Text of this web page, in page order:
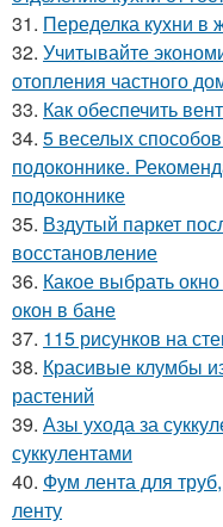
31. Переделка кухни в
32. Учитывайте
отопления частного
33. Как обеспечить
34. 5 веселых
подоконнике.
подоконнике
35. Вздутый паркет
восстановление
36. Какое выбрать
окон в бане
37. 115 рисунков на
38. Красивые клумбы
растений
39. Азы ухода за
суккулентами
40. Фум лента для
ленту